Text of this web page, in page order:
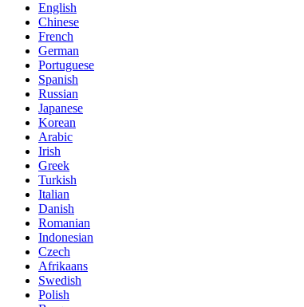
English
Chinese
French
German
Portuguese
Spanish
Russian
Japanese
Korean
Arabic
Irish
Greek
Turkish
Italian
Danish
Romanian
Indonesian
Czech
Afrikaans
Swedish
Polish